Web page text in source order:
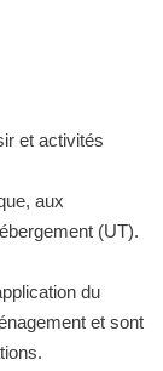
et activités
aux
(UT).
du
et sont